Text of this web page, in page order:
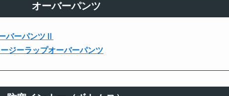
オーバーパンツ
バーパンツⅡ
ジーラップオーバーパンツ